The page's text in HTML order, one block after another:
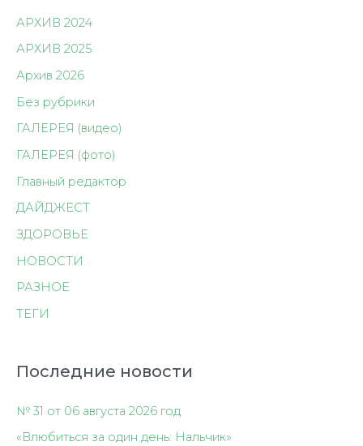
АРХИВ 2024
АРХИВ 2025
Архив 2026
Без рубрики
ГАЛЕРЕЯ (видео)
ГАЛЕРЕЯ (фото)
Главный редактор
ДАЙДЖЕСТ
ЗДОРОВЬЕ
НОВОСТИ
РАЗНОЕ
ТЕГИ
Последние новости
№ 31 от 06 августа 2026 год
«Влюбиться за один день: Нальчик»